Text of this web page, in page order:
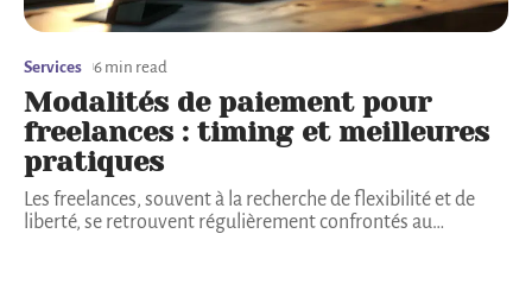
Services 6 min read
Modalités de paiement pour
freelances : timing et meilleures
pratiques
Les freelances, souvent à la recherche de flexibilité et de
liberté, se retrouvent régulièrement confrontés au…